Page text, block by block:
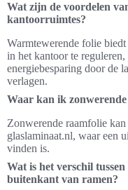
Wat zijn de voordelen
kantoorruimtes?
Warmtewerende folie
in het kantoor te
energiebesparing door de
verlagen.
Waar kan ik
Zonwerende raamfolie
glaslaminaat.nl, waar een
vinden is.
Wat is het verschil
buitenkant van ramen?